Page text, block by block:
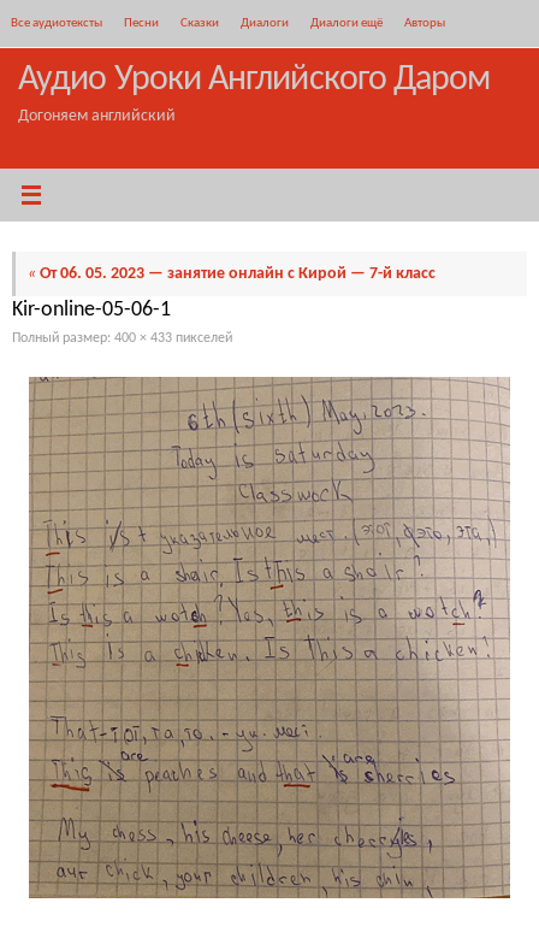
содержимому
Все аудиотексты Песни Сказки Диалоги Диалоги ещё Авторы
Аудио Уроки Английского Даром
Догоняем английский
« От 06. 05. 2023 — занятие онлайн с Кирой — 7-й класс
Kir-online-05-06-1
Полный размер: 400 × 433 пикселей